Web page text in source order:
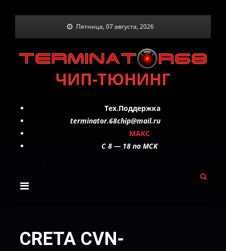
Пятница, 07 августа, 2026
ЧИП-ТЮНИНГ
Тех.Поддержка
terminator.68chip@mail.ru
МАКС
C 8 — 18 по МСК
CRETA CVN-